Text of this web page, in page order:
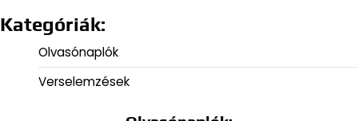
Kategóriák:
Olvasónaplók
Verselemzések